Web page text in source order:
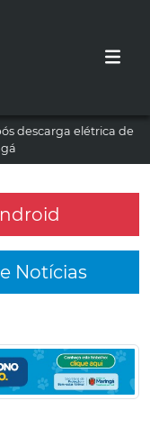
descarga elétrica de
Notícias